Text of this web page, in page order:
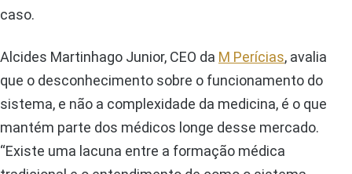
caso.
Alcides Martinhago Junior, CEO da M Perícias, avalia
que o desconhecimento sobre o funcionamento do
sistema, e não a complexidade da medicina, é o que
mantém parte dos médicos longe desse mercado.
“Existe uma lacuna entre a formação médica